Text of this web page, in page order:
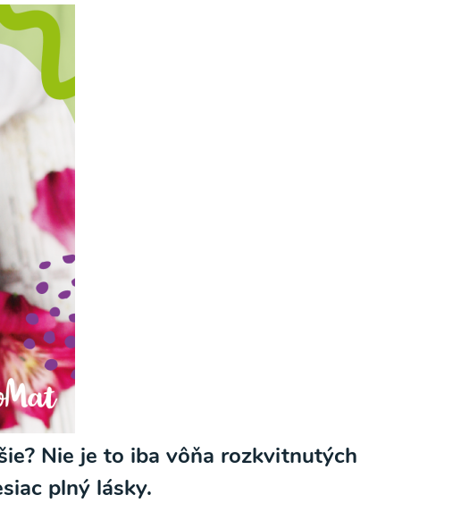
Nie je to iba vôňa rozkvitnutých
plný lásky.